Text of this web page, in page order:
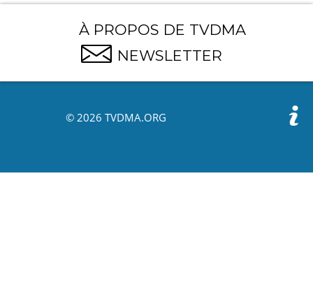
À PROPOS DE TVDMA
NEWSLETTER
© 2026 TVDMA.ORG